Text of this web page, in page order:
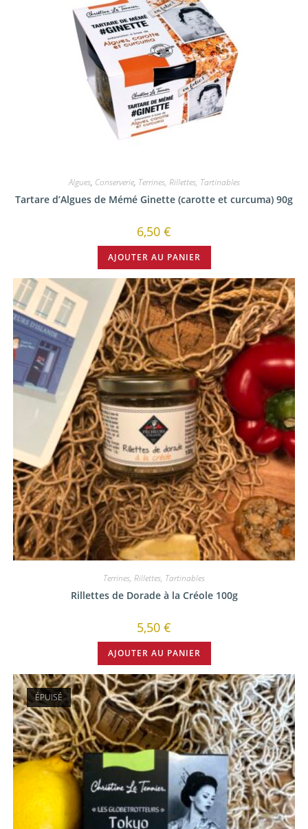
Algues, Conserverie, Terrines, Rillettes, Tartinables
Tartare d’Algues de Mémé Ginette (carotte et curcuma) 90g
6,50 €
AJOUTER AU PANIER
Terrines, Rillettes, Tartinables
Rillettes de Dorade à la Créole 100g
5,50 €
AJOUTER AU PANIER
ÉPUISÉ